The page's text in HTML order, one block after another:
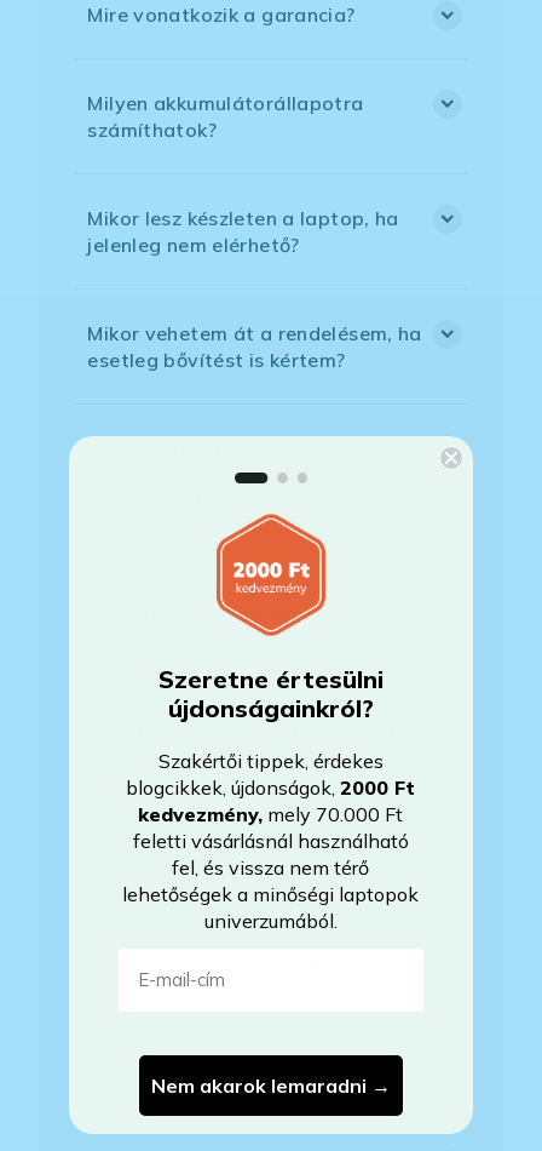
Mire vonatkozik a garancia?
Milyen akkumulátorállapotra
számíthatok?
Mikor lesz készleten a laptop, ha
jelenleg nem elérhető?
Mikor vehetem át a rendelésem, ha
esetleg bővítést is kértem?
szállítással megrendelt
Milyen szoftverek vannak előre
telepítve a laptopra?
Mit jelent, hogy magyar/magyar
a billentyűzet?
Bankkártyával tudok Önöknél
kiszemelt laptopot?
Áfás számlát tudnak adni?
Szeretne értesülni
újdonságainkról?
Szakértői tippek, érdekes
blogcikkek, újdonságok,2000 Ft
kedvezmény, mely 70.000 Ft
feletti vásárlásnál használható
fel, és vissza nem térő
lehetőségek a minőségi laptopok
univerzumából.
Nem akarok lemaradni →